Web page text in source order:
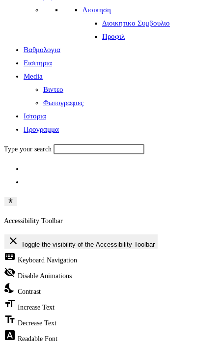
Διοικηση
Διοικητικο Συμβουλιο
Προφιλ
Βαθμολογια
Εισιτηρια
Media
Βιντεο
Φωτογραφιες
Ιστορια
Πρoγραμμα
Type your search
Accessibility Toolbar
close Toggle the visibility of the Accessibility Toolbar
keyboard Keyboard Navigation
visibility_off Disable Animations
nights_stay Contrast
format_size Increase Text
text_fields Decrease Text
font_download Readable Font